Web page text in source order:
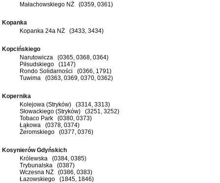
Małachowskiego NŻ (0359, 0361)
Kopanka
Kopanka 24a NŻ (3433, 3434)
Kopcińskiego
Narutowicza (0365, 0368, 0364)
Piłsudskiego (1147)
Rondo Solidarności (0366, 1791)
Tuwima (0363, 0369, 0370, 0362)
Kopernika
Kolejowa (Stryków) (3314, 3313)
Słowackiego (Stryków) (3251, 3252)
Tobaco Park (0380, 0373)
Łąkowa (0378, 0374)
Żeromskiego (0377, 0376)
Kosynierów Gdyńskich
Królewska (0384, 0385)
Trybunalska (0387)
Wczesna NŻ (0386, 0383)
Łazowskiego (1845, 1846)